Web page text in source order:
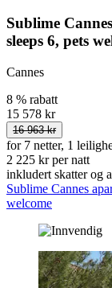
Sublime
sleeps 6, pets
Cannes
8 % rabatt
15 578 kr
16 963 kr
for 7 netter, 1
2 225 kr per natt
inkludert skatter og
Sublime Cannes
welcome